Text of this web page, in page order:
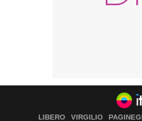
LIBERO VIRGILIO